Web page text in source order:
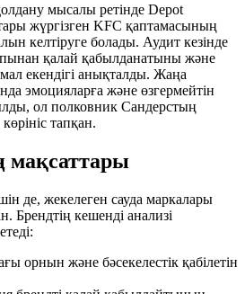
мысалы ретінде Depot
жүргізген KFC қаптамасының
келтіруге болады. Аудит кезінде
қалай қабылданатыны және
екендігі анықталды. Жаңа
эмоцияларға және өзгермейтін
ол полковник Сандерстың
тапқан.
мақсаттары
де, жекелеген сауда маркалары
Брендтің кешенді анализі
орнын және бәсекелестік қабілетін